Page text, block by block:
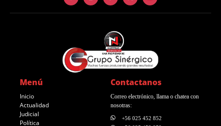
Menú
Inicio
Actualidad
Judicial
Política
Contactanos
Correo electrónico, llama o chatea con
nosotras:
+56 025 452 852